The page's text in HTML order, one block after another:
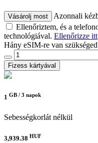
Vásárolj most
Azonnali
Ellenőriztem, és a
technológiával. Ellenőrizze itt
Hány eSIM-re van
Fizess kártyával
1 GB / 3 napok
Sebességkorlát nélkül
3,939.38 HUF